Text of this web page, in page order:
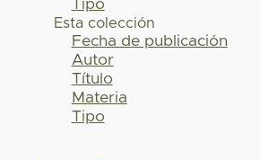
Tipo
Esta colección
Fecha de publicación
Autor
Título
Materia
Tipo